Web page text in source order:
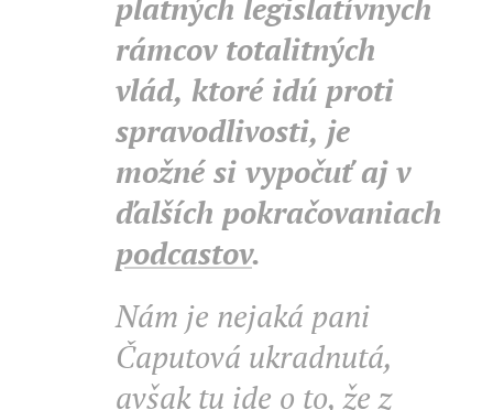
platných legislatívnych
rámcov totalitných
vlád, ktoré idú proti
spravodlivosti, je
možné si vypočuť aj v
ďalších pokračovaniach
podcastov.
Nám je nejaká pani
Čaputová ukradnutá,
avšak tu ide o to, že z